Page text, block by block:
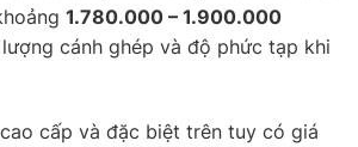
1.780.000 – 1.900.000
cánh ghép và độ phức tạp khi
cấp và đặc biệt trên tuy có giá